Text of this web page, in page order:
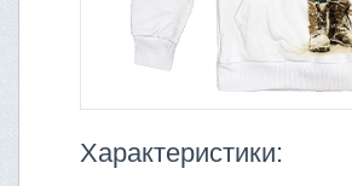
Характеристики: